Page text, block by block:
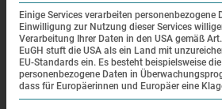
Einige Services verarbeiten personenbezogene
Einwilligung zur Nutzung dieser Services
Verarbeitung Ihrer Daten in den USA gemäß
EuGH stuft die USA als ein Land mit
EU-Standards ein. Es besteht beispielsweise
personenbezogene Daten in
dass für Europäerinnen und Europäer eine